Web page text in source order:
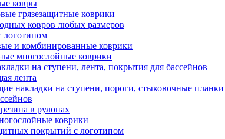
ковры
грязезащитные коврики
ковров любых размеров
логотипом
и комбинированные коврики
многослойные коврики
на ступени, лента, покрытия для бассейнов
лента
накладки на ступени, пороги, стыковочные планки
в рулонах
коврики
покрытий с логотипом